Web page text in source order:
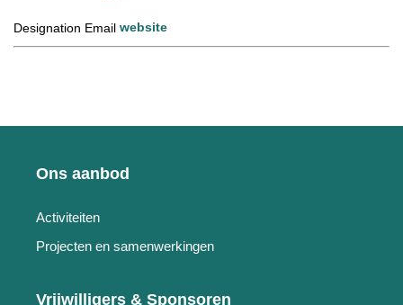
Designation Email website
Ons aanbod
Activiteiten
Projecten en samenwerkingen
Vrijwilligers & Sponsoren